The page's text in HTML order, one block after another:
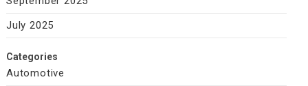
July 2025
Categories
Automotive